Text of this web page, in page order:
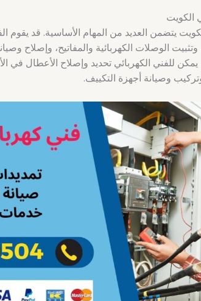
الكويت
يتضمن العديد من المهام الأساسية. قد يقوم
الوصلات الكهربائية والمفاتيح، وإصلاح
للفني الكهربائي تحديد وإصلاح الأعطال في
وصيانة أجهزة التكييف.